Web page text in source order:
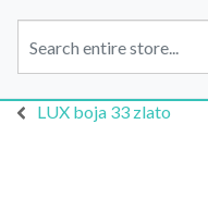
LUX boja 33 zlato